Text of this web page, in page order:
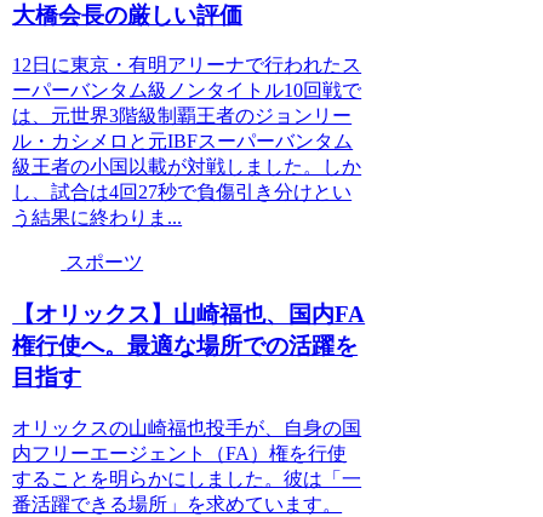
大橋会長の厳しい評価
12日に東京・有明アリーナで行われたス
ーパーバンタム級ノンタイトル10回戦で
は、元世界3階級制覇王者のジョンリー
ル・カシメロと元IBFスーパーバンタム
級王者の小国以載が対戦しました。しか
し、試合は4回27秒で負傷引き分けとい
う結果に終わりま...
スポーツ
【オリックス】山崎福也、国内FA
権行使へ。最適な場所での活躍を
目指す
オリックスの山崎福也投手が、自身の国
内フリーエージェント（FA）権を行使
することを明らかにしました。彼は「一
番活躍できる場所」を求めています。